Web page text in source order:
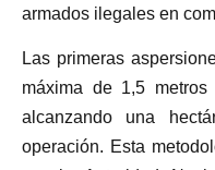
armados ilegales en
Las primeras
máxima de 1,5
alcanzando una
operación. Esta